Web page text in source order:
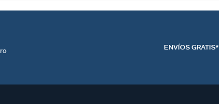
ENVÍOS GRATIS*